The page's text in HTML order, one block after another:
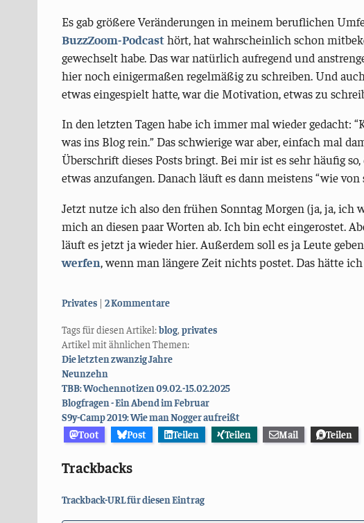
Es gab größere Veränderungen in meinem beruflichen
BuzzZoom-Podcasthört, hat wahrscheinlich schon
gewechselt habe. Das war natürlich aufregend und
hier noch einigermaßen regelmäßig zu schreiben. Und
etwas eingespielt hatte, war die Motivation, etwas zu
In den letzten Tagen habe ich immer mal wieder gedacht:
was ins Blog rein.” Das schwierige war aber, einfach mal
Überschrift dieses Posts bringt. Bei mir ist es sehr häufig
etwas anzufangen. Danach läuft es dann meistens “wie von
Jetzt nutze ich also den frühen Sonntag Morgen (ja, ja,
mich an diesen paar Worten ab. Ich bin echt eingerostet.
läuft es jetzt ja wieder hier. Außerdem soll es ja Leute
werfen, wenn man längere Zeit nichts postet. Das hätte
Kategorien:
Privates 2 Kommentare
Tags für diesen Artikel:blog, privates
Artikel mit ähnlichen Themen:
Die letzten zwanzig Jahre
Neunzehn
TBB: Wochennotizen 09.02.-15.02.2025
Blogfragen - Ein Abend im Februar
S9y-Camp 2019: Wie man Nogger aufreißt
Toot
Post Teilen Teilen Mail Teilen
Trackbacks
Trackback-URL für diesen Eintrag